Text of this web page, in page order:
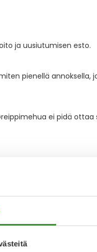
ja uusiutumisen esto.
pienellä annoksella,
ei pidä ottaa